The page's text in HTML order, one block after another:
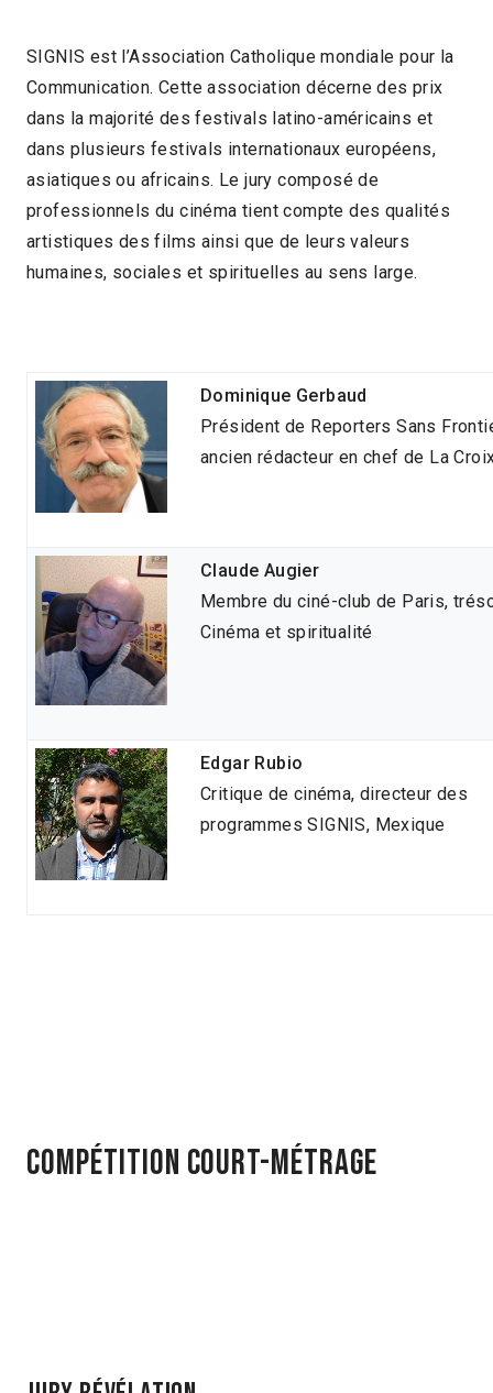
SIGNIS est l’Association Catholique mondiale pour la
Communication. Cette association décerne des prix
dans la majorité des festivals latino-américains et
dans plusieurs festivals internationaux européens,
asiatiques ou africains. Le jury composé de
professionnels du cinéma tient compte des qualités
artistiques des films ainsi que de leurs valeurs
humaines, sociales et spirituelles au sens large.
Dominique Gerbaud
Président de Reporters Sans
ancien rédacteur en chef de La
Claude Augier
Membre du ciné-club de Paris,
Cinéma et spiritualité
Edgar Rubio
Critique de cinéma, directeur des
programmes SIGNIS, Mexique
Compétition Court-métrage